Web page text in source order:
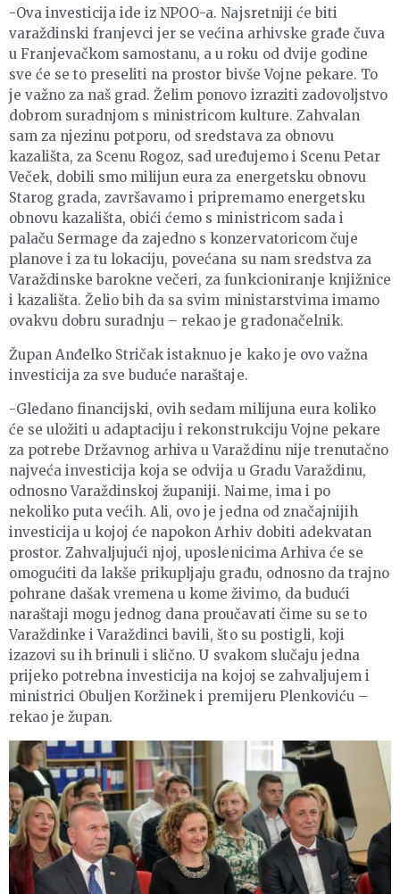
-Ova investicija ide iz NPOO-a. Najsretniji će biti
varaždinski franjevci jer se većina arhivske građe čuva
u Franjevačkom samostanu, a u roku od dvije godine
sve će se to preseliti na prostor bivše Vojne pekare. To
je važno za naš grad. Želim ponovo izraziti zadovoljstvo
dobrom suradnjom s ministricom kulture. Zahvalan
sam za njezinu potporu, od sredstava za obnovu
kazališta, za Scenu Rogoz, sad uređujemo i Scenu Petar
Veček, dobili smo milijun eura za energetsku obnovu
Starog grada, završavamo i pripremamo energetsku
obnovu kazališta, obići ćemo s ministricom sada i
palaču Sermage da zajedno s konzervatoricom čuje
planove i za tu lokaciju, povećana su nam sredstva za
Varaždinske barokne večeri, za funkcioniranje knjižnice
i kazališta. Želio bih da sa svim ministarstvima imamo
ovakvu dobru suradnju – rekao je gradonačelnik.
Župan Anđelko Stričak istaknuo je kako je ovo važna
investicija za sve buduće naraštaje.
-Gledano financijski, ovih sedam milijuna eura koliko
će se uložiti u adaptaciju i rekonstrukciju Vojne pekare
za potrebe Državnog arhiva u Varaždinu nije trenutačno
najveća investicija koja se odvija u Gradu Varaždinu,
odnosno Varaždinskoj županiji. Naime, ima i po
nekoliko puta većih. Ali, ovo je jedna od značajnijih
investicija u kojoj će napokon Arhiv dobiti adekvatan
prostor. Zahvaljujući njoj, uposlenicima Arhiva će se
omogućiti da lakše prikupljaju građu, odnosno da trajno
pohrane dašak vremena u kome živimo, da budući
naraštaji mogu jednog dana proučavati čime su se to
Varaždinke i Varaždinci bavili, što su postigli, koji
izazovi su ih brinuli i slično. U svakom slučaju jedna
prijeko potrebna investicija na kojoj se zahvaljujem i
ministrici Obuljen Koržinek i premijeru Plenkoviću –
rekao je župan.